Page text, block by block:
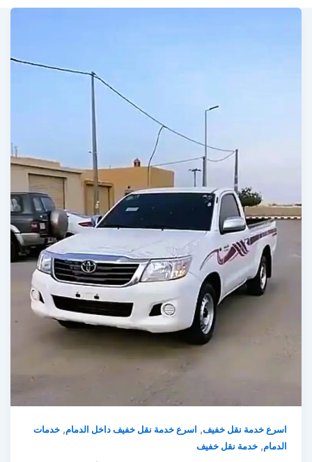
اسرع خدمة نقل خفيف,اسرع خدمة نقل خفيف داخل الدمام,خدمات
الدمام,خدمة نقل خفيف